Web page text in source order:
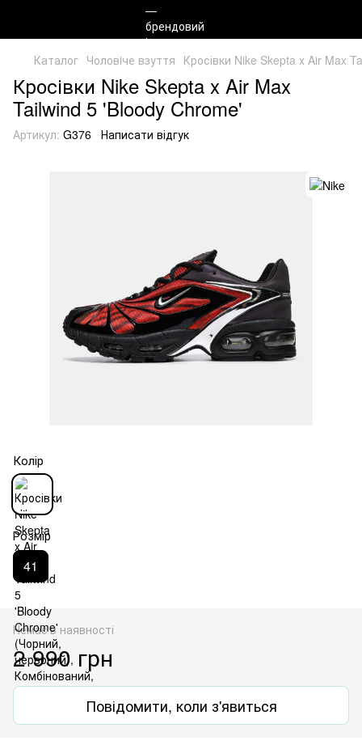
Каталог Чоловiче взуття Кросівки Nike Skepta x Air Max
Кросівки Nike Skepta x Air Max
Tailwind 5 'Bloody Chrome'
Артикул: G376 Написати відгук
Колір
Розмір
41
Немає в наявності
2 990 грн
Повідомити, коли з'явиться